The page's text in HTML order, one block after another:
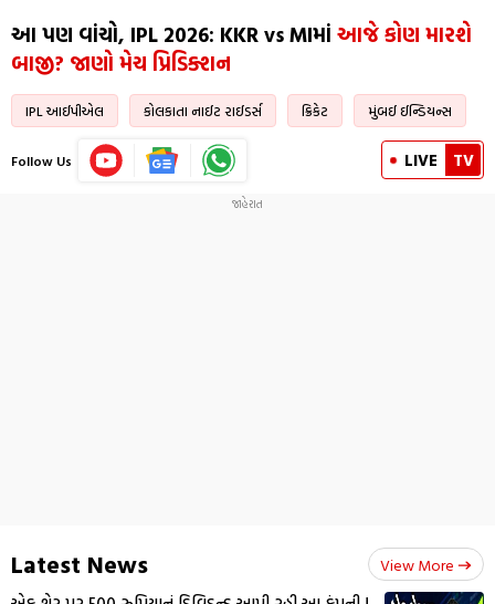
આ પણ વાંચો, IPL 2026: KKR vs MIમાં આજે કોણ મારશે
બાજી? જાણો મેચ પ્રિડિક્શન
IPL આઈપીએલ કોલકાતા નાઈટ રાઈડર્સ ક્રિકેટ મુંબઈ ઈન્ડિયન્સ
Follow Us LIVE TV
Latest News View More